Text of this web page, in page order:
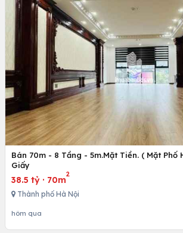
Bán 70m - 8 Tầng - 5m.Mặt Tiền. ( Mặt Phố
Giấy
38.5 tỷ · 70m
2
Thành phố Hà Nội
hôm qua